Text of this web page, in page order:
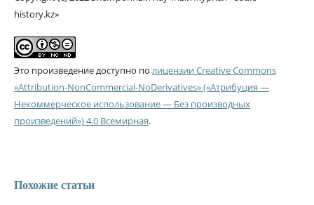
history.kz»
Это произведение доступно по лицензии Creative Commons
«Attribution-NonCommercial-NoDerivatives» («Атрибуция —
Некоммерческое использование — Без производных
произведений») 4.0 Всемирная.
Похожие статьи